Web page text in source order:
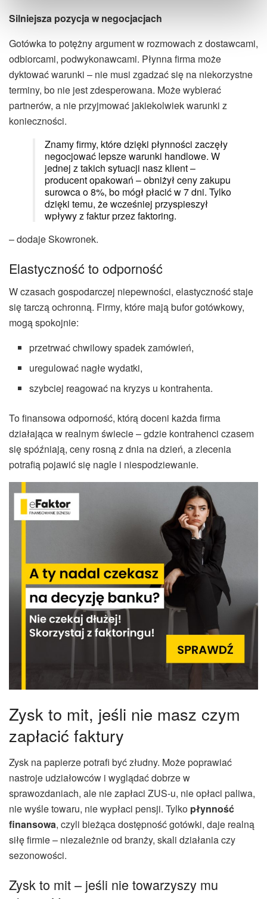
Silniejsza pozycja w negocjacjach
Gotówka to potężny argument w rozmowach z dostawcami,
odbiorcami, podwykonawcami. Płynna firma może
dyktować warunki – nie musi zgadzać się na niekorzystne
terminy, bo nie jest zdesperowana. Może wybierać
partnerów, a nie przyjmować jakiekolwiek warunki z
konieczności.
Znamy firmy, które dzięki płynności zaczęły
negocjować lepsze warunki handlowe. W
jednej z takich sytuacji nasz klient –
producent opakowań – obniżył ceny zakupu
surowca o 8%, bo mógł płacić w 7 dni. Tylko
dzięki temu, że wcześniej przyspieszył
wpływy z faktur przez faktoring.
– dodaje Skowronek.
Elastyczność to odporność
W czasach gospodarczej niepewności, elastyczność staje
się tarczą ochronną. Firmy, które mają bufor gotówkowy,
mogą spokojnie:
przetrwać chwilowy spadek zamówień,
uregulować nagłe wydatki,
szybciej reagować na kryzys u kontrahenta.
To finansowa odporność, którą doceni każda firma
działająca w realnym świecie – gdzie kontrahenci czasem
się spóźniają, ceny rosną z dnia na dzień, a zlecenia
potrafią pojawić się nagle i niespodziewanie.
Zysk to mit, jeśli nie masz czym
zapłacić faktury
Zysk na papierze potrafi być złudny. Może poprawiać
nastroje udziałowców i wyglądać dobrze w
sprawozdaniach, ale nie zapłaci ZUS-u, nie opłaci paliwa,
nie wyśle towaru, nie wypłaci pensji. Tylko płynność
finansowa, czyli bieżąca dostępność gotówki, daje realną
siłę firmie – niezależnie od branży, skali działania czy
sezonowości.
Zysk to mit – jeśli nie towarzyszy mu